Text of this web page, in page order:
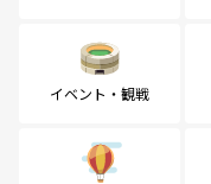
イベント・観戦